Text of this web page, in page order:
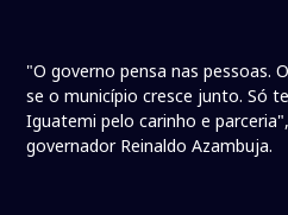
"O governo pensa nas pessoas.
se o município cresce junto. Só
Iguatemi pelo carinho e
governador Reinaldo Azambuja.